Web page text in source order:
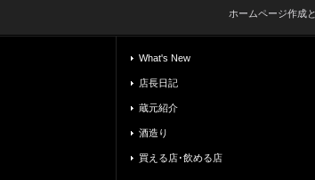
ホームページ作成
What's New
店長日記
蔵元紹介
酒造り
買える店･飲める店